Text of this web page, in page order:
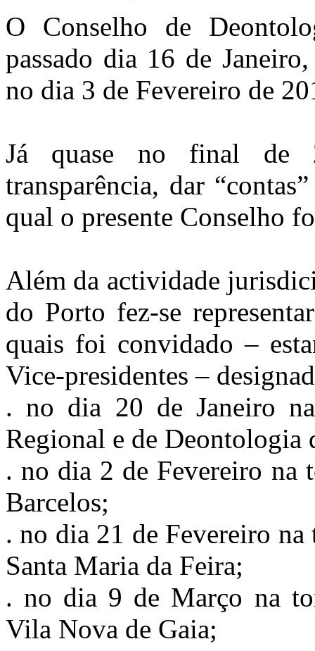
O Conselho de
passado dia 16 de
no dia 3 de Fevereiro de
Já quase no final de
transparência, dar
qual o presente Conselho
Além da actividade
do Porto fez-se
quais foi convidado –
Vice-presidentes –
. no dia 20 de Janeiro
Regional e de Deontologia
. no dia 2 de Fevereiro na
Barcelos;
. no dia 21 de Fevereiro na
Santa Maria da Feira;
. no dia 9 de Março na
Vila Nova de Gaia;